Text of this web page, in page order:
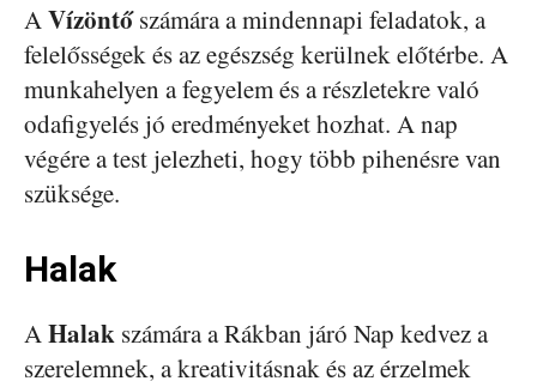
AVízöntőszámára a mindennapi feladatok, a
felelősségek és az egészség kerülnek előtérbe. A
munkahelyen a fegyelem és a részletekre való
odafigyelés jó eredményeket hozhat. A nap
végére a test jelezheti, hogy több pihenésre van
szüksége.
Halak
AHalak számára a Rákban járó Nap kedvez a
szerelemnek, a kreativitásnak és az érzelmek